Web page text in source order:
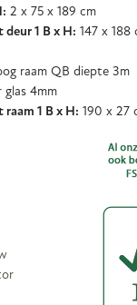
2 x 75 x 189 cm
1 B x H: 147 x 188
raam QB diepte 3m
glas 4mm
1 B x H: 190 x 27